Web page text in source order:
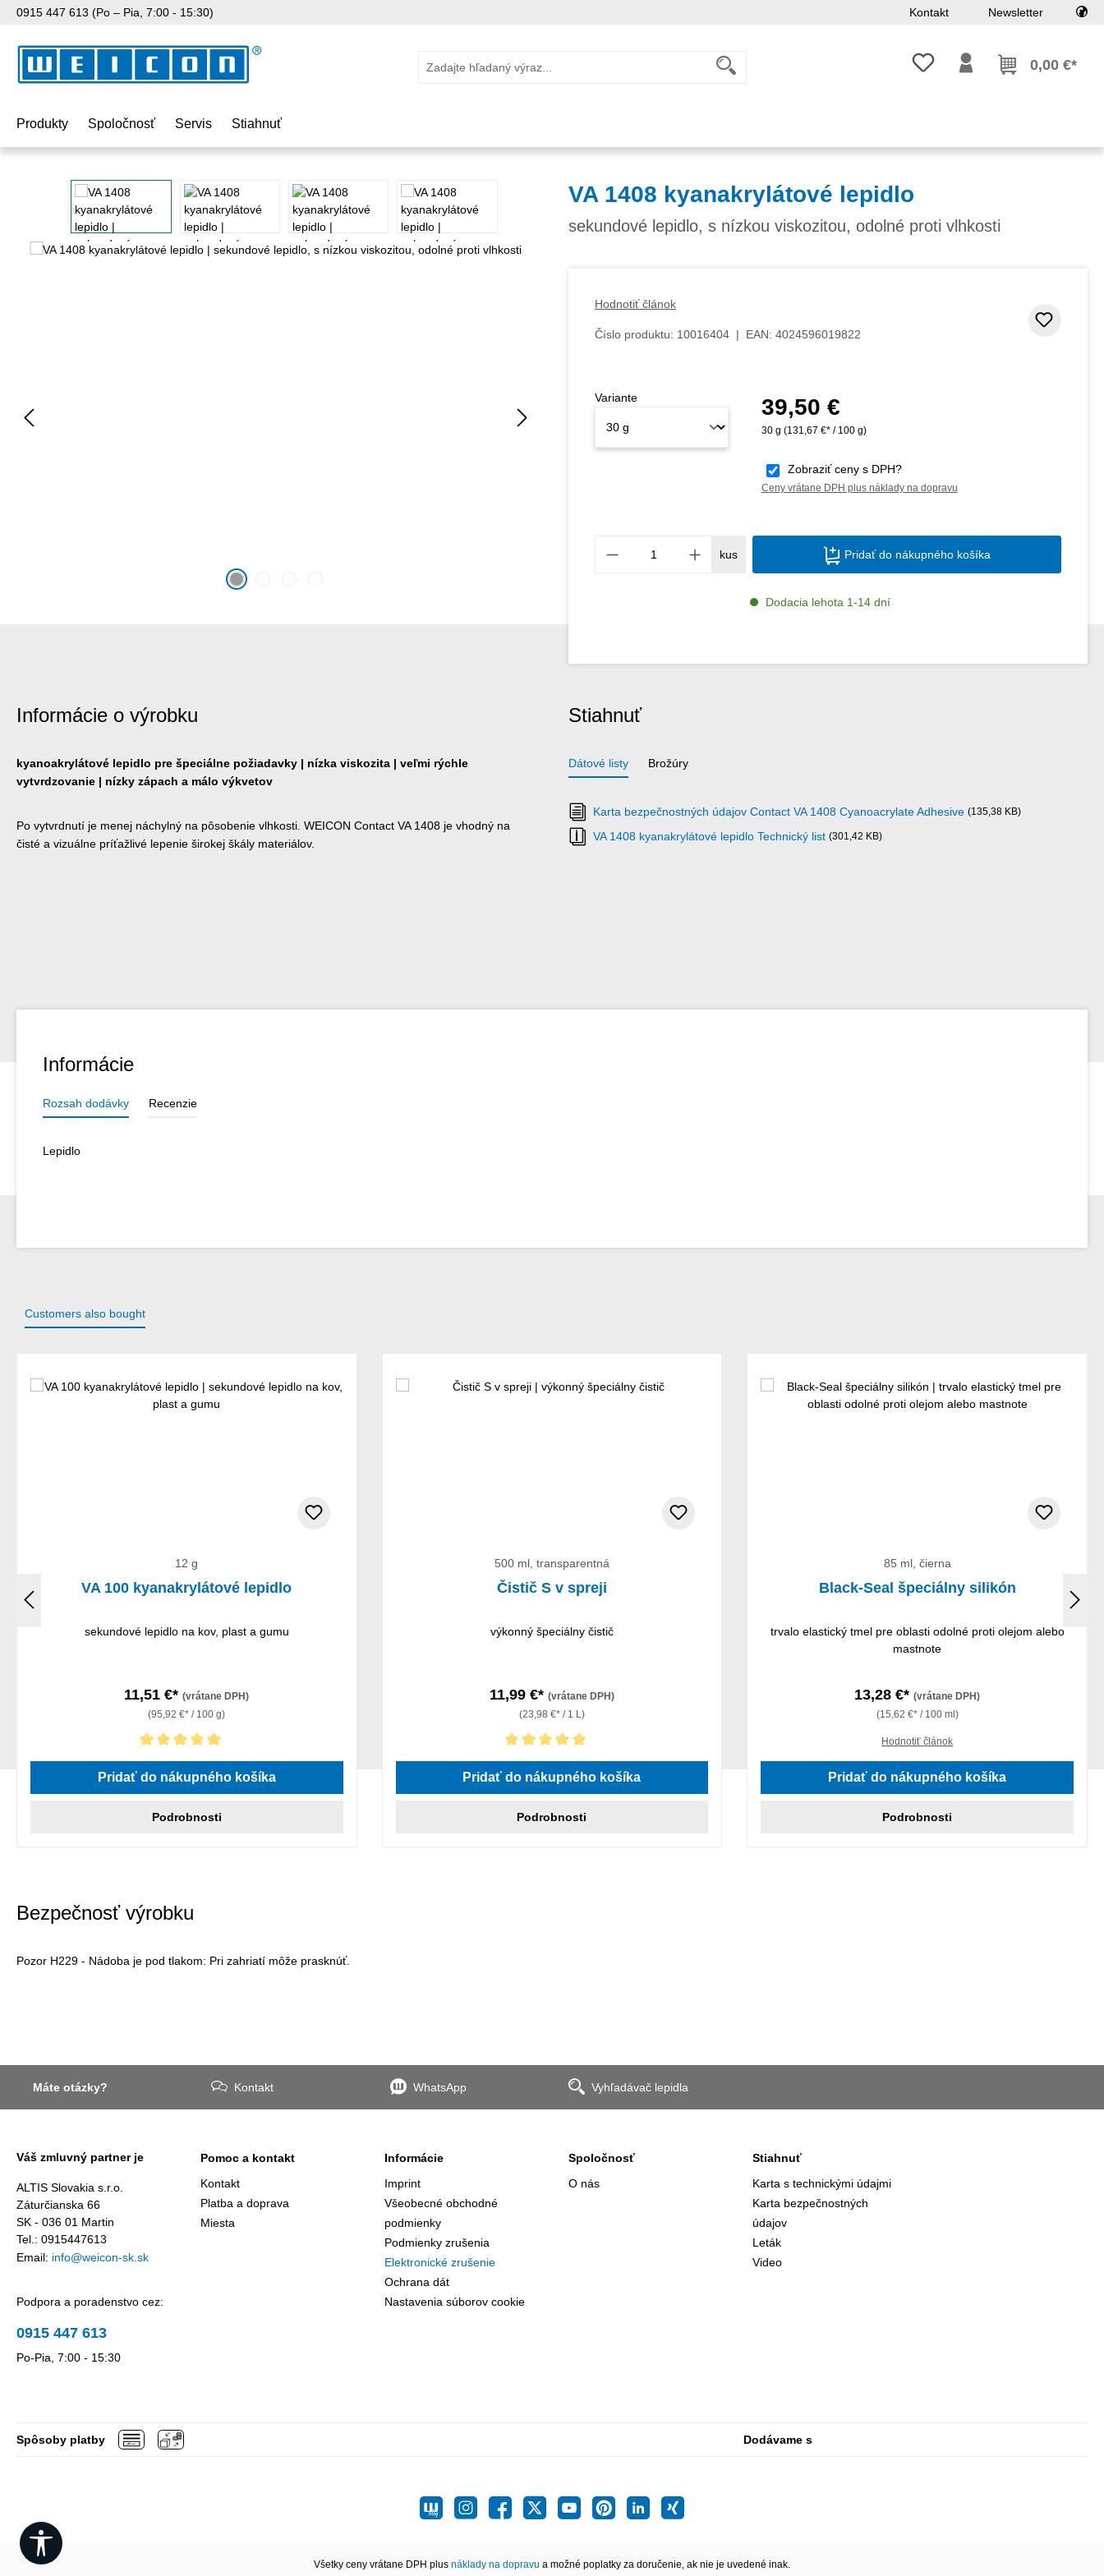
na hlavný obsah
Preskočiť na vyhľadávanie
Preskočiť na hlavnú navigáciu
0915 447 613 (Po – Pia, 7:00 - 15:30) Kontakt Newsletter
Máte 0 položky zoznamu želaní
0,00 €*
Produkty Spoločnosť Servis Stiahnuť
Preskočiť galériu obrázkov VA 1408 kyanakrylátové lepidlo
sekundové lepidlo, s nízkou viskozitou, odolné proti vlhkosti
Hodnotiť článok
Číslo produktu: 10016404 | EAN: 4024596019822
Bežná cena:
39,50 €
30 g (131,67 €* / 100 g)
Zobraziť ceny s DPH?
Ceny vrátane DPH plus náklady na dopravu
Variante
Množstvo produktu: Zadajte
kus Pridať do nákupného košíka
Dodacia lehota 1-14 dní
Informácie o výrobku
kyanoakrylátové lepidlo pre špeciálne požiadavky | nízka viskozita | veľmi rýchle
vytvrdzovanie | nízky zápach a málo výkvetov
Po vytvrdnutí je menej náchylný na pôsobenie vlhkosti. WEICON Contact VA 1408 je vhodný na
čisté a vizuálne príťažlivé lepenie širokej škály materiálov.
Stiahnuť
Dátové listy Brožúry
Karta bezpečnostných údajov Contact VA 1408 Cyanoacrylate Adhesive (135,38 KB)
VA 1408 kyanakrylátové lepidlo Technický list (301,42 KB)
Informácie
Rozsah dodávky Recenzie
Lepidlo
Customers also bought
12 g
VA 100 kyanakrylátové lepidlo
sekundové lepidlo na kov, plast a gumu
11,51 €*(vrátane DPH)
(95,92 €* / 100 g)
Priemerné hodnotenie 5 z 5 hviezdičiek
Pridať do nákupného košíka
Podrobnosti
500 ml, transparentná
Čistič S v spreji
výkonný špeciálny čistič
11,99 €* (vrátane DPH)
(23,98 €* / 1 L)
Priemerné hodnotenie 5 z 5 hviezdičiek
Pridať do nákupného košíka
Podrobnosti
85 ml, čierna
Black-Seal špeciálny silikón
trvalo elastický tmel pre oblasti odolné proti olejom alebo
mastnote
13,28 €*(vrátane DPH)
(15,62 €* / 100 ml)
Hodnotiť článok
Pridať do nákupného košíka
Podrobnosti
Bezpečnosť výrobku
Pozor H229 - Nádoba je pod tlakom: Pri zahriatí môže prasknúť.
Máte otázky? Kontakt WhatsApp Vyhľadávač lepidla
Váš zmluvný partner je
ALTIS Slovakia s.r.o.
Záturčianska 66
SK - 036 01 Martin
Tel.: 0915447613
Email: info@weicon-sk.sk
Podpora a poradenstvo cez:
0915 447 613
Po-Pia, 7:00 - 15:30
Pomoc a kontakt
Kontakt
Platba a doprava
Miesta
Informácie
Imprint
Všeobecné obchodné
podmienky
Podmienky zrušenia
Elektronické zrušenie
Ochrana dát
Nastavenia súborov cookie
Spoločnosť
O nás
Stiahnuť
Karta s technickými údajmi
Karta bezpečnostných
údajov
Leták
Video
Spôsoby platby Dodávame s
Všetky ceny vrátane DPH plus náklady na dopravu a možné poplatky za doručenie, ak nie je uvedené inak.
Show toolbar